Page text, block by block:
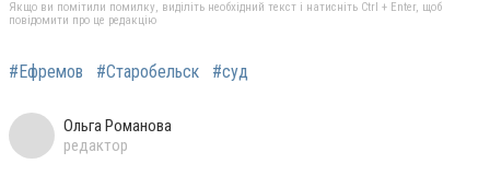
Якщо ви помітили помилку, виділіть необхідний текст і натисніть Ctrl + Enter, щоб
повідомити про це редакцію
#Ефремов #Старобельск #суд
Ольга Романова
редактор